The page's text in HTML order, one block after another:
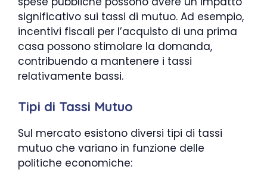
significativo sui tassi di mutuo. Ad esempio,
incentivi fiscali per l’acquisto di una prima
casa possono stimolare la domanda,
contribuendo a mantenere i tassi
relativamente bassi.
Tipi di Tassi Mutuo
Sul mercato esistono diversi tipi di tassi
mutuo che variano in funzione delle
politiche economiche: